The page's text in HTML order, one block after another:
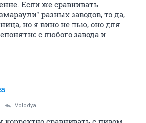
Если же сравнивать
разных заводов, то да,
но я вино не пью, оно для
с любого завода и
Volodya